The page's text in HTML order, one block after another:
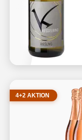
4+2 AKTION